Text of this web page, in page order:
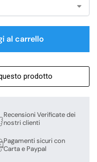
al carrello
prodotto
Recensioni Verificate dei
nostri clienti
Pagamenti sicuri con
Carta e Paypal